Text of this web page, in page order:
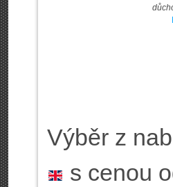
Výběr z
s cenou